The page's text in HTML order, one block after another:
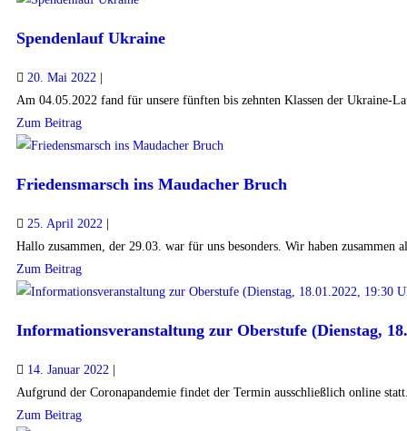
Spendenlauf Ukraine
20. Mai 2022
Am 04.05.2022 fand für unsere fünften bis zehnten Klassen der Ukraine-
Zum Beitrag
Friedensmarsch ins Maudacher Bruch
25. April 2022
Hallo zusammen, der 29.03. war für uns besonders. Wir haben zusammen
Zum Beitrag
Informationsveranstaltung zur Oberstufe (Dienstag,
14. Januar 2022
Aufgrund der Coronapandemie findet der Termin ausschließlich online
Zum Beitrag